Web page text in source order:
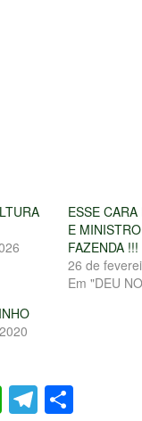
ESSE
E
FAZENDA !!!
26 de
Em "DEU
WhatsApp
Telegram